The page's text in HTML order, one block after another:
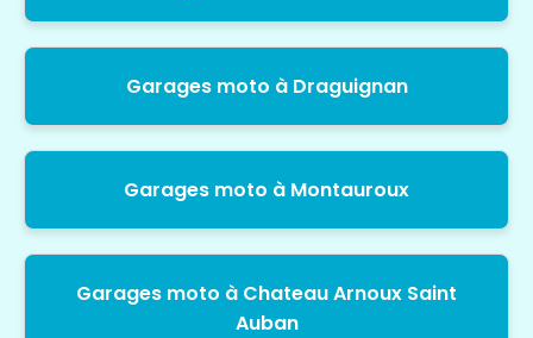
Garages moto à Draguignan
Garages moto à Montauroux
Garages moto à Chateau Arnoux Saint
Auban